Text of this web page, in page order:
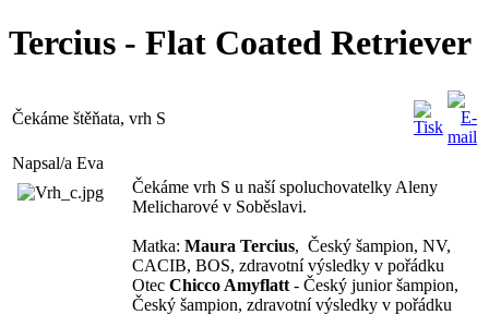
Tercius - Flat Coated Retriever
Čekáme štěňata, vrh S
Napsal/a Eva
Čekáme vrh S u naší spoluchovatelky Aleny
Melicharové v Soběslavi.
Matka: Maura Tercius, Český šampion, NV,
CACIB, BOS, zdravotní výsledky v pořádku
Otec Chicco Amyflatt - Český junior šampion,
Český šampion, zdravotní výsledky v pořádku